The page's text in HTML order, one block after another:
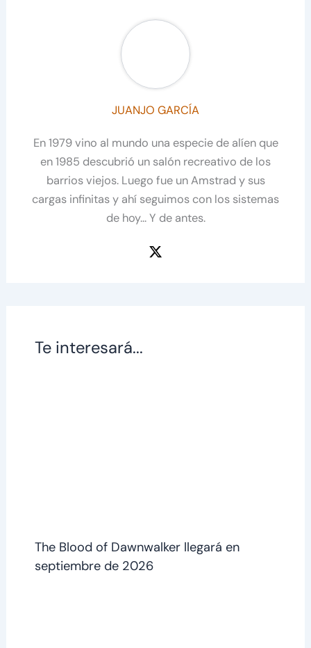
JUANJO GARCÍA
En 1979 vino al mundo una especie de alíen que
en 1985 descubrió un salón recreativo de los
barrios viejos. Luego fue un Amstrad y sus
cargas infinitas y ahí seguimos con los sistemas
de hoy... Y de antes.
Te interesará...
The Blood of Dawnwalker llegará en
septiembre de 2026